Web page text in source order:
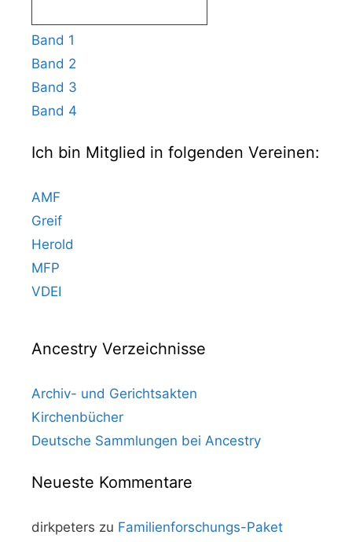
Band 1
Band 2
Band 3
Band 4
Ich bin Mitglied in folgenden Vereinen:
AMF
Greif
Herold
MFP
VDEI
Ancestry Verzeichnisse
Archiv- und Gerichtsakten
Kirchenbücher
Deutsche Sammlungen bei Ancestry
Neueste Kommentare
dirkpeters zu Familienforschungs-Paket